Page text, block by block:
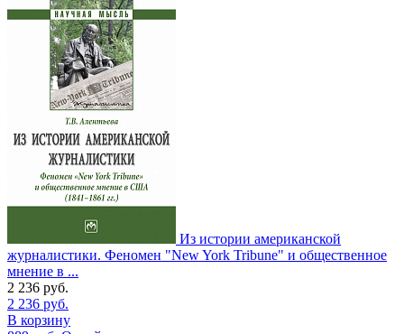
Из истории американской
журналистики. Феномен "New York Tribune" и общественное
мнение в ...
2 236 руб.
2 236 руб.
В корзину